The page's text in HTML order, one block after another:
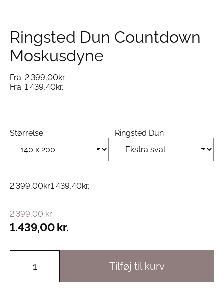
Ringsted Dun Countdown
Moskusdyne
Fra: 2.399,00kr.
Fra: 1.439,40kr.
Størrelse Ringsted Dun
2.399,00kr.1.439,40kr.
2.399,00 kr.
1.439,00kr.
Tilføj til kurv